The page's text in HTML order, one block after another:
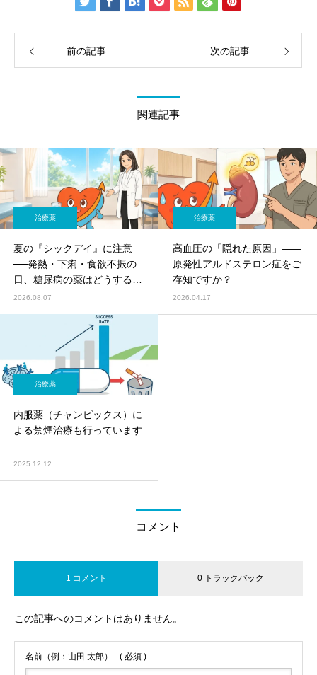
前の記事 次の記事
関連記事
治療薬
夏の『シックデイ』に注意
──発熱・下痢・食欲不振の
日、糖尿病の薬はどうする？
SGLT2阻害薬の休薬ルールを
2026.08.07
治療薬
高血圧の「隠れた原因」——
原発性アルドステロン症をご
存知ですか？
2026.04.17
治療薬
内服薬（チャンピックス）に
よる禁煙治療も行っています
2025.12.12
コメント
1 コメント 0 トラックバック
この記事へのコメントはありません。
名前（例：山田 太郎） ( 必須 )